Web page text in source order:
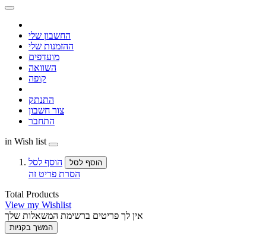
החשבון שלי
ההזמנות שלי
מועדפים
השוואה
קופה
התנתק
צור חשבון
התחבר
in Wish list
הוסף לסל הוסף לסל
הסרת פריט זה
Total Products
View my Wishlist
אין לך פריטים ברשימת המשאלות שלך
המשך בקניות